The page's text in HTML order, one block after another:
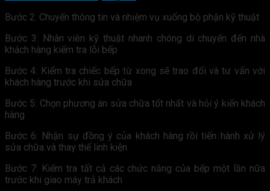
Bước 2: Chuyển thông tin và nhiệm vụ xuống bộ phận kỹ thuật
Bước 3: Nhân viên kỹ thuật nhanh chóng di chuyển đến nhà
khách hàng kiểm tra lỗi bếp
Bước 4: Kiểm tra chiếc bếp từ xong sẽ trao đổi và tư vấn với
khách hàng trước khi sửa chữa
Bước 5: Chọn phương án sửa chữa tốt nhất và hỏi ý kiến khách
hàng
Bước 6: Nhận sự đồng ý của khách hàng rồi tiến hành xử lý
sửa chữa và thay thế linh kiện
Bước 7: Kiểm tra tất cả các chức năng của bếp một lần nữa
trước khi giao máy trả khách